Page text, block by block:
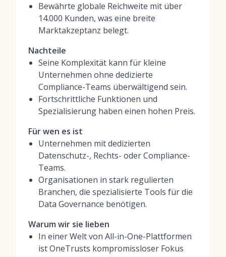
Bewährte globale Reichweite mit über
14.000 Kunden, was eine breite
Marktakzeptanz belegt.
Nachteile
Seine Komplexität kann für kleine
Unternehmen ohne dedizierte
Compliance-Teams überwältigend sein.
Fortschrittliche Funktionen und
Spezialisierung haben einen hohen Preis.
Für wen es ist
Unternehmen mit dedizierten
Datenschutz-, Rechts- oder Compliance-
Teams.
Organisationen in stark regulierten
Branchen, die spezialisierte Tools für die
Data Governance benötigen.
Warum wir sie lieben
In einer Welt von All-in-One-Plattformen
ist OneTrusts kompromissloser Fokus